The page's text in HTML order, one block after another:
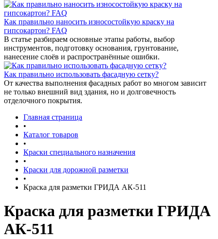
Как правильно наносить износостойкую краску на
гипсокартон? FAQ
В статье разбираем основные этапы работы, выбор
инструментов, подготовку основания, грунтование,
нанесение слоёв и распространённые ошибки.
Как правильно использовать фасадную сетку?
От качества выполнения фасадных работ во многом зависит
не только внешний вид здания, но и долговечность
отделочного покрытия.
Главная страница
•
Каталог товаров
•
Краски специального назначения
•
Краски для дорожной разметки
•
Краска для разметки ГРИДА АК-511
Краска для разметки ГРИДА
АК-511